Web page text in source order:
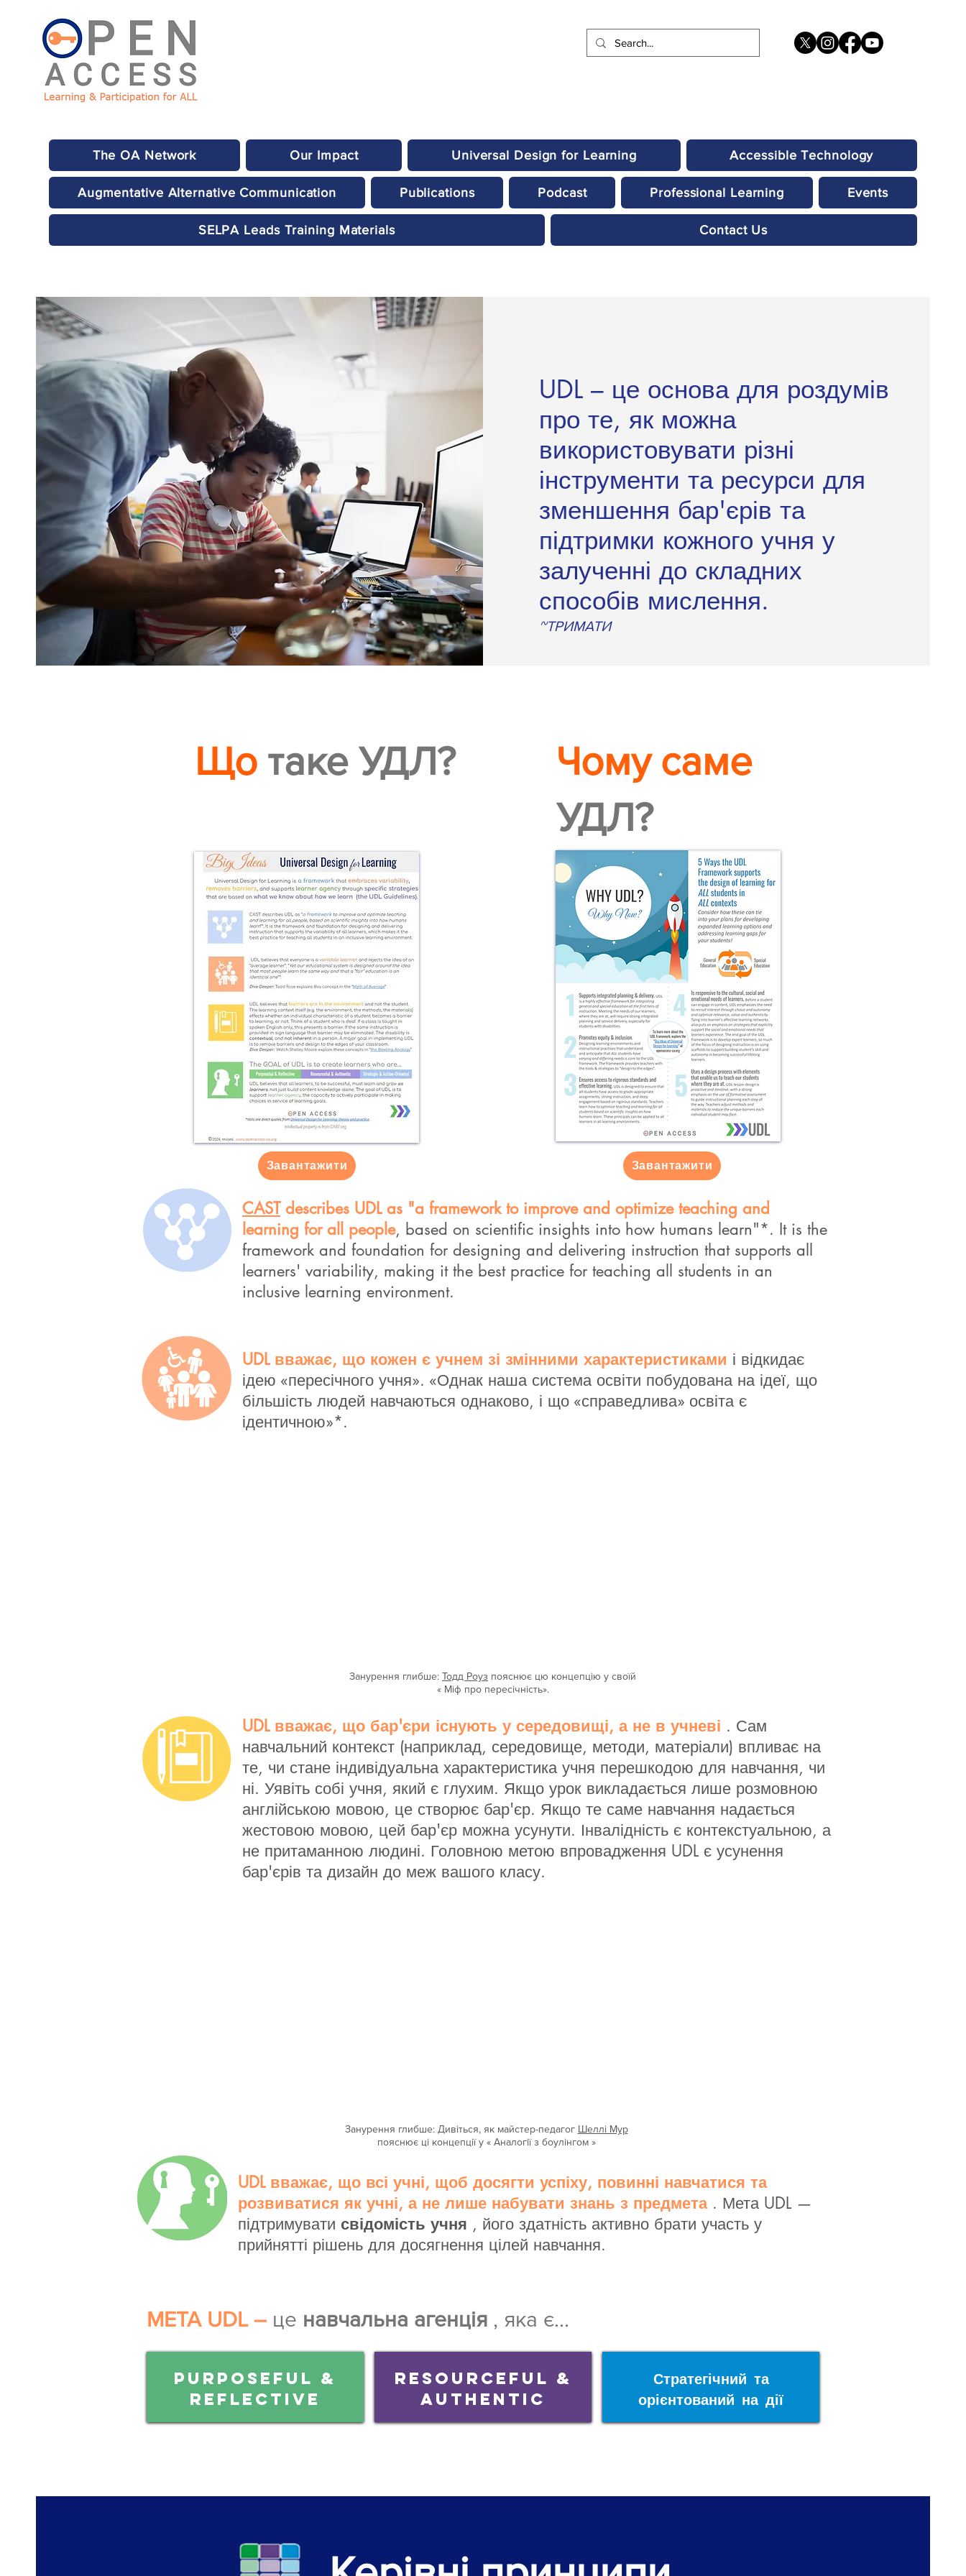
The OA Network Our Impact Universal Design for Learning Accessible Technology
Augmentative Alternative Communication Publications Podcast Professional Learning Events
SELPA Leads Training Materials Contact Us
UDL – це основа для роздумів
про те, як можна
використовувати різні
інструменти та ресурси для
зменшення бар'єрів та
підтримки кожного учня у
залученні до складних
способів мислення.
~ТРИМАТИ
Що таке УДЛ?
Чому саме
УДЛ?
Завантажити Завантажити
CASTdescribes UDL as "a framework to improve and optimize teaching and
learning for all people, based on scientific insights into how humans learn"*. It is the
framework and foundation for designing and delivering instruction that supports all
learners' variability, making it the best practice for teaching all students in an
inclusive learning environment.
UDL вважає, що кожен є учнем зі змінними характеристиками і відкидає
ідею «пересічного учня». «Однак наша система освіти побудована на ідеї, що
більшість людей навчаються однаково, і що «справедлива» освіта є
ідентичною»*.
Занурення глибше: Тодд Роуз пояснює цю концепцію у своїй
« Міф про пересічність».
UDL вважає, що бар'єри існують у середовищі, а не в учневі . Сам
навчальний контекст (наприклад, середовище, методи, матеріали) впливає на
те, чи стане індивідуальна характеристика учня перешкодою для навчання, чи
ні. Уявіть собі учня, який є глухим. Якщо урок викладається лише розмовною
англійською мовою, це створює бар'єр. Якщо те саме навчання надається
жестовою мовою, цей бар'єр можна усунути. Інвалідність є контекстуальною, а
не притаманною людині. Головною метою впровадження UDL є усунення
бар'єрів та дизайн до меж вашого класу.
Занурення глибше: Дивіться, як майстер-педагог Шеллі Мур
пояснює ці концепції у « Аналогії з боулінгом»
UDL вважає, що всі учні, щоб досягти успіху, повинні навчатися та
розвиватися як учні, а не лише набувати знань з предмета . Мета UDL —
підтримувати свідомість учня , його здатність активно брати участь у
прийнятті рішень для досягнення цілей навчання.
МЕТА UDL – це навчальна агенція , яка є...
Purposeful &
REFLECTIVE
Resourceful &
AUTHENTIC
Стратегічний та
орієнтований на дії